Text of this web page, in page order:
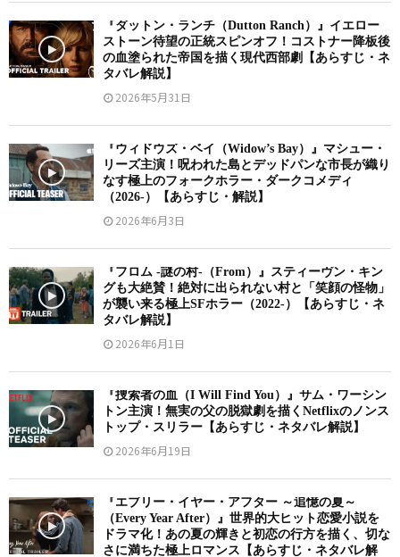
『ダットン・ランチ（Dutton Ranch）』イエロー
ストーン待望の正統スピンオフ！コストナー降板後
の血塗られた帝国を描く現代西部劇【あらすじ・ネ
タバレ解説】
2026年5月31日
『ウィドウズ・ベイ（Widow’s Bay）』マシュー・
リーズ主演！呪われた島とデッドパンな市長が織り
なす極上のフォークホラー・ダークコメディ
（2026-）【あらすじ・解説】
2026年6月3日
『フロム -謎の村-（From）』スティーヴン・キン
グも大絶賛！絶対に出られない村と「笑顔の怪物」
が襲い来る極上SFホラー（2022-）【あらすじ・ネ
タバレ解説】
2026年6月1日
『捜索者の血（I Will Find You）』サム・ワーシン
トン主演！無実の父の脱獄劇を描くNetflixのノンス
トップ・スリラー【あらすじ・ネタバレ解説】
2026年6月19日
『エブリー・イヤー・アフター ～追憶の夏～
（Every Year After）』世界的大ヒット恋愛小説を
ドラマ化！あの夏の輝きと初恋の行方を描く、切な
さに満ちた極上ロマンス【あらすじ・ネタバレ解